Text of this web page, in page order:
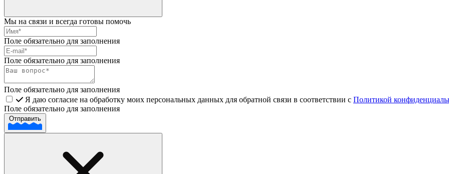
Мы на связи и всегда готовы помочь
Поле обязательно для заполнения
Поле обязательно для заполнения
Поле обязательно для заполнения
Я даю согласие на обработку моих персональных данных для обратной связи в соответствии с Политикой
Поле обязательно для заполнения
Отправить